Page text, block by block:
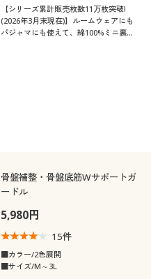
【シリーズ累計販売枚数11万枚突破!
(2026年3月末現在)】ルームウェアにも
パジャマにも使えて、綿100%ミニ裏毛
骨盤補整・骨盤底筋Wサポートガ
ードル
5,980円
15件
■カラー/2色展開
■サイズ/M～3L